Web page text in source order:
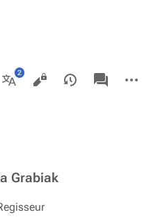
Weitere
Ansichten
associated-
pages
Aktionen
Grabiak